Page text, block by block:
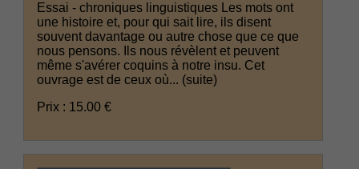
Essai - chroniques linguistiques Les mots ont
une histoire et, pour qui sait lire, ils disent
souvent davantage ou autre chose que ce que
nous pensons. Ils nous révèlent et peuvent
même s'avérer coquins à notre insu. Cet
ouvrage est de ceux où... (suite)
Prix : 15.00 €